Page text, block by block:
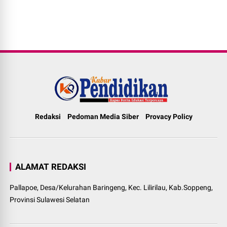
Redaksi Pedoman Media Siber Provacy Policy
ALAMAT REDAKSI
Pallapoe, Desa/Kelurahan Baringeng, Kec. Lilirilau, Kab.Soppeng,
Provinsi Sulawesi Selatan